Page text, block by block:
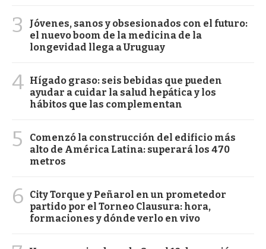
3
Jóvenes, sanos y obsesionados con el futuro:
el nuevo boom de la medicina de la
longevidad llega a Uruguay
4 Hígado graso: seis bebidas que pueden
ayudar a cuidar la salud hepática y los
hábitos que las complementan
5
Comenzó la construcción del edificio más
alto de América Latina: superará los 470
metros
6
City Torque y Peñarol en un prometedor
partido por el Torneo Clausura: hora,
formaciones y dónde verlo en vivo